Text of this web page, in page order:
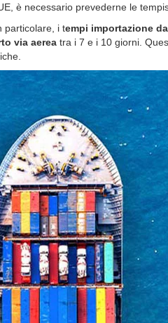
è necessario prevederne le
particolare, i tempi importazione
via aerea tra i 7 e i 10 giorni.